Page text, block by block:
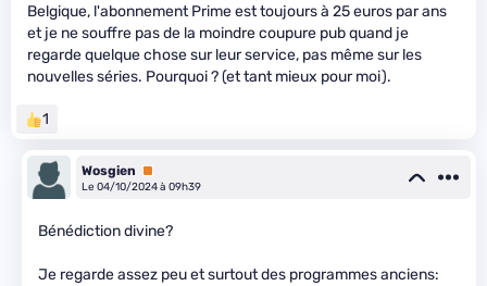
Belgique, l'abonnement Prime est toujours à 25 euros par ans
et je ne souffre pas de la moindre coupure pub quand je
regarde quelque chose sur leur service, pas même sur les
nouvelles séries. Pourquoi ? (et tant mieux pour moi).
1
Wosgien
Premium
Le 04/10/2024 à 09h39
Bénédiction divine?
Je regarde assez peu et surtout des programmes anciens: